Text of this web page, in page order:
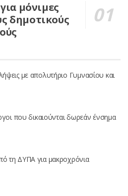
μόνιμες
δημοτικούς
με απολυτήριο Γυμνασίου και
που δικαιούνται δωρεάν ένσημα
τη ΔΥΠΑ για μακροχρόνια